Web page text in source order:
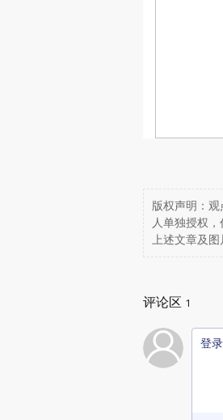
版权声明：
人单独授权
上述文章及图
评论区 1
登录